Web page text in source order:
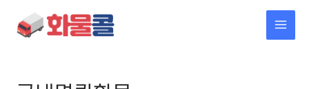
건너뛰기